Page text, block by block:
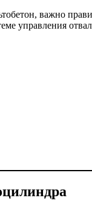
важно
управления